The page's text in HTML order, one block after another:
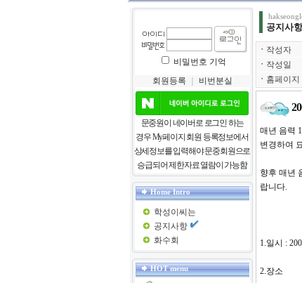
비밀번호 기억
회원등록
비번분실
문중원이 네이버로 로그인 하는
경우 My페이지 회원 등록정보에서
상세정보를 입력해야 문중회원으로
승급되어 제한자료 열람이 가능함
Home Intro
학성이씨는
공지사항
화수회
HOT menu
공지사항
ㆍ 작성자
ㆍ 작성일
ㆍ 홈페이지
매년 음력
변경하여
향후 매년
랍니다.
1.일시 :
2.장소